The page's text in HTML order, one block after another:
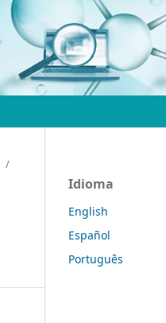
/
Idioma
English
Español
Português